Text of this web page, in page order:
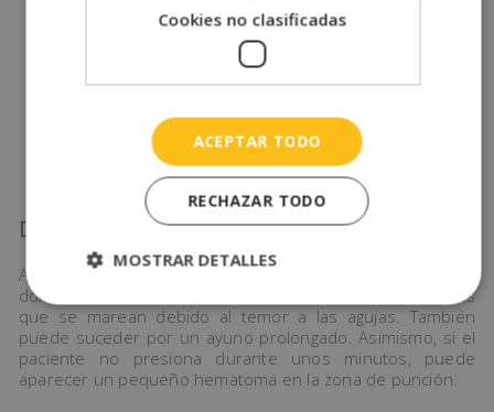
(torniquete) por encima del punto de punción para
favorecer el llenado de la vena.
Desinfecta la zona de punción con un algodón o una
gasa estéril empapada de alcohol.
una palomilla para rellenar los tubos de muestra.
Al terminar, pone un apósito estéril sobre la zona
punzada y el paciente tiene que presionar durante
unos minutos para que no haya sangrado.
Después
Al ser agujas de calibre pequeño, la punción no resulta
dolorosa. Aun así, existen casos puntuales de pacientes
que se marean debido al temor a las agujas. También
puede suceder por un ayuno prolongado. Asimismo, si el
paciente no presiona durante unos minutos, puede
aparecer un pequeño hematoma en la zona de punción.
Cookies no clasificadas
ACEPTAR TODO
RECHAZAR TODO
MOSTRAR DETALLES